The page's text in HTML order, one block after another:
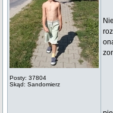
Posty: 37804
Skąd: Sandomierz